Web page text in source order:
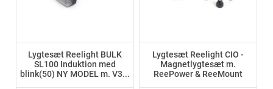
Lygtesæt Reelight BULK
SL100 Induktion med
blink(50) NY MODEL m. V3...
Lygtesæt Reelight CIO -
Magnetlygtesæt m.
ReePower & ReeMount